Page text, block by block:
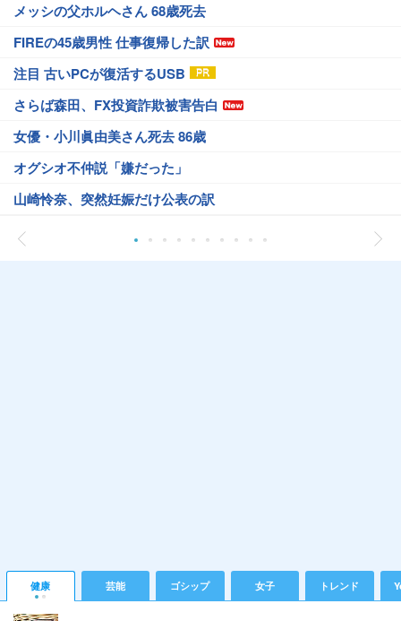
メッシの父ホルヘさん 68歳死去
FIREの45歳男性 仕事復帰した訳
注目 古いPCが復活するUSB
さらば森田、FX投資詐欺被害告白
女優・小川眞由美さん死去 86歳
オグシオ不仲説「嫌だった」
山崎怜奈、突然妊娠だけ公表の訳
健康 芸能 ゴシップ 女子 トレンド